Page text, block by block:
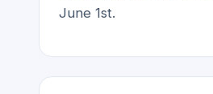
June 1st.